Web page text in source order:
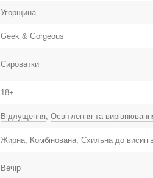
Угорщина
Geek & Gorgeous
Сироватки
18+
Відлущення, Освітлення та
Жирна, Комбінована, Схильна до
Вечір